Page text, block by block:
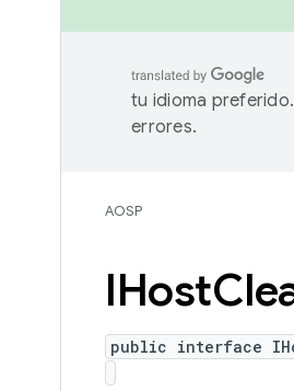
tu idioma
errores.
AOSP
IHost
public interface